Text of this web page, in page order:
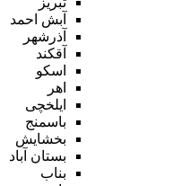
آبش احمد
آذرشهر
آقکند
اسکو
اهر
ایلخچی
باسمنج
بخشایش
بستان آباد
بناب